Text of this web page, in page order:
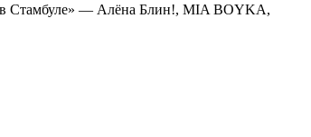
Стамбуле» — Алёна Блин!, MIA BOYKA,